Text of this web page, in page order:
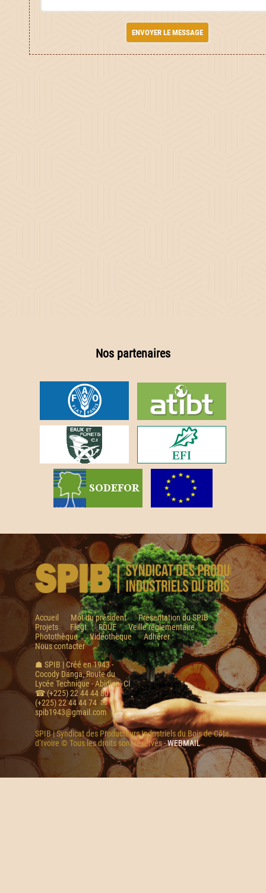
Nos partenaires
Accueil Mot du président
Présentation du SPIB
Projets
Flegt RDUE
Veille réglementaire
Photothèque
Vidéothèque
Adhérer
Nous contacter
☗ SPIB | Créé en 1943 -
Cocody Danga, Route du
Lycée Technique - Abidjan, CI
☎ (+225) 22 44 44 80 /
(+225) 22 44 44 74 ✉
spib1943@gmail.com
SPIB | Syndicat des Producteurs Industriels du Bois de Côte
d’Ivoire © Tous les droits sont réservés -WEBMAIL